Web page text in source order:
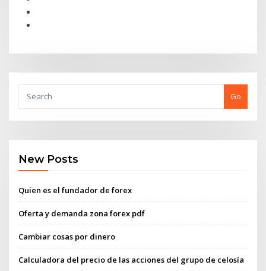
Go
New Posts
Quien es el fundador de forex
Oferta y demanda zona forex pdf
Cambiar cosas por dinero
Calculadora del precio de las acciones del grupo de celosía